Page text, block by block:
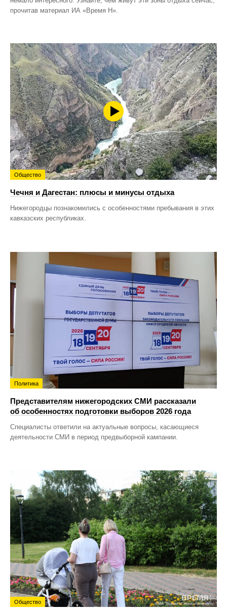
прочитав материал ИА «Время Н».
Общество
Чечня и Дагестан: плюсы и минусы отдыха
Нижегородцы познакомились с особенностями пребывания в этих
кавказских республиках.
Политика
Представителям нижегородских СМИ рассказали
об особенностях подготовки выборов 2026 года
Специалисты ответили на актуальные вопросы, касающиеся
деятельности СМИ в период предвыборной кампании.
Общество